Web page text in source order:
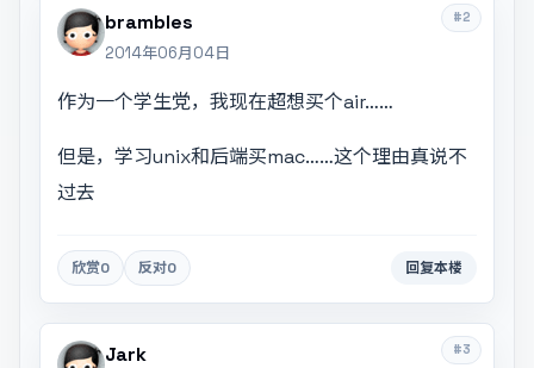
#2
brambles
2014年06月04日
作为一个学生党，我现在超想买个air……
但是，学习unix和后端买mac……这个理由真说不
过去
欣赏0 反对0 回复本楼
#3
Jark